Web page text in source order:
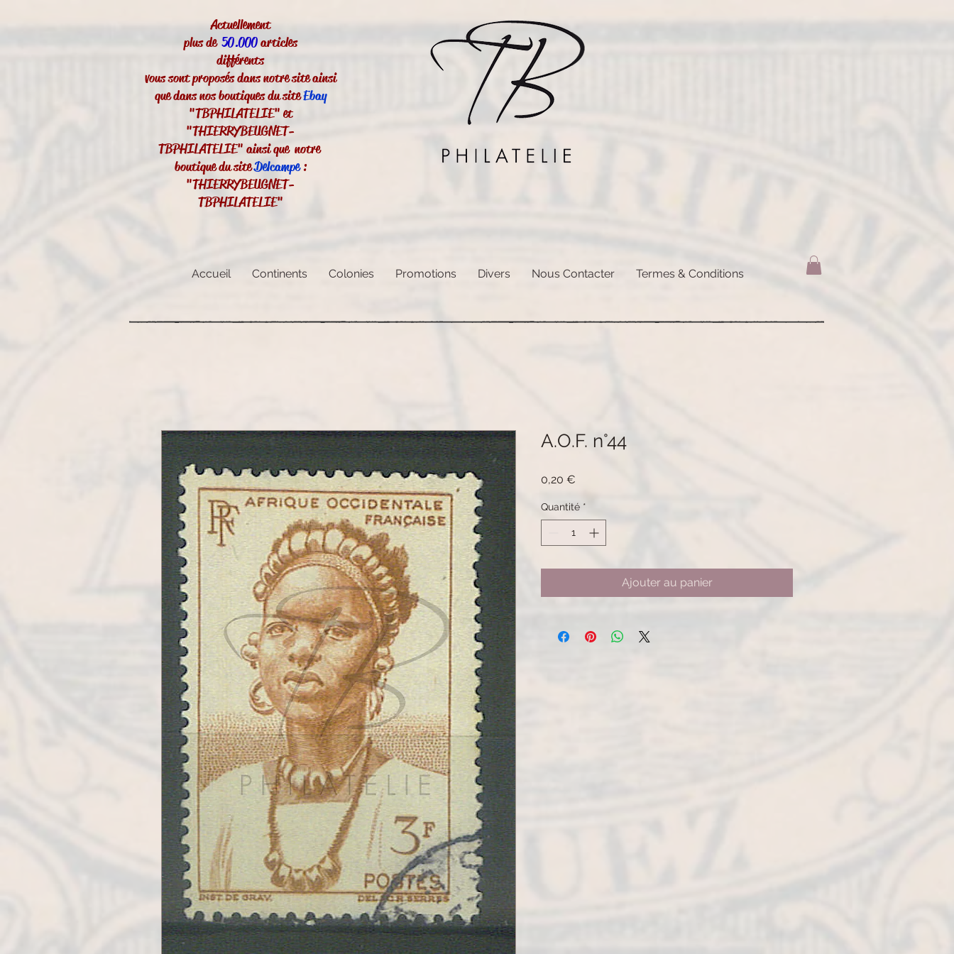
Actuellement
plus de50.000articles
différents
vous sont proposés dans notre site ainsi
que dans nos boutiques du siteEbay
"TBPHILATELIE" et
"THIERRYBEUGNET-
TBPHILATELIE" ainsi que notre
boutique du siteDelcampe:
"THIERRYBEUGNET-
TBPHILATELIE"
Accueil Continents Colonies Promotions Divers Nous Contacter Termes & Conditions
A.O.F. n°44
0,20 €
Quantité *
Ajouter au panier